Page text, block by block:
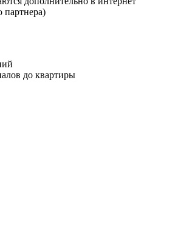
партнера)
до квартиры